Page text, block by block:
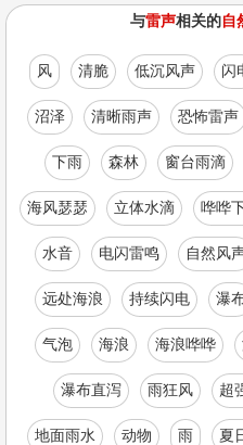
与雷声相关的自
风 清脆 低沉风声 闪
沼泽 清晰雨声 恐怖雷声
下雨 森林 窗台雨滴
海风瑟瑟 立体水滴 哗哗
水音 电闪雷鸣 自然风
远处海浪 持续闪电 瀑
气泡 海浪 海浪哗哗
瀑布直泻 雨狂风 超
地面雨水 动物 雨 夏